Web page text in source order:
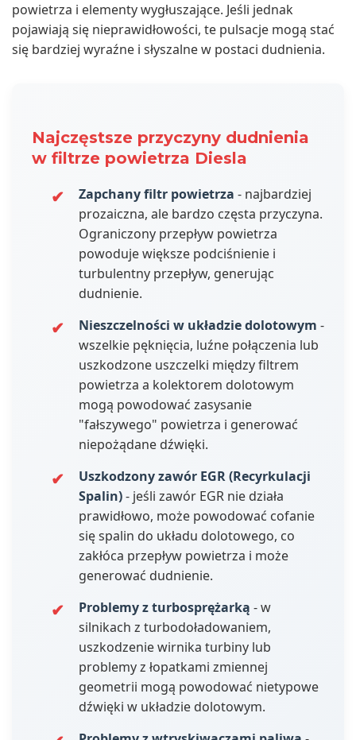
powietrza i elementy wygłuszające. Jeśli jednak
pojawiają się nieprawidłowości, te pulsacje mogą stać
się bardziej wyraźne i słyszalne w postaci dudnienia.
Najczęstsze przyczyny dudnienia
w filtrze powietrza Diesla
Zapchany filtr powietrza - najbardziej
prozaiczna, ale bardzo częsta przyczyna.
Ograniczony przepływ powietrza
powoduje większe podciśnienie i
turbulentny przepływ, generując
dudnienie.
Nieszczelności w układzie dolotowym -
wszelkie pęknięcia, luźne połączenia lub
uszkodzone uszczelki między filtrem
powietrza a kolektorem dolotowym
mogą powodować zasysanie
"fałszywego" powietrza i generować
niepożądane dźwięki.
Uszkodzony zawór EGR (Recyrkulacji
Spalin)- jeśli zawór EGR nie działa
prawidłowo, może powodować cofanie
się spalin do układu dolotowego, co
zakłóca przepływ powietrza i może
generować dudnienie.
Problemy z turbosprężarką - w
silnikach z turbodoładowaniem,
uszkodzenie wirnika turbiny lub
problemy z łopatkami zmiennej
geometrii mogą powodować nietypowe
dźwięki w układzie dolotowym.